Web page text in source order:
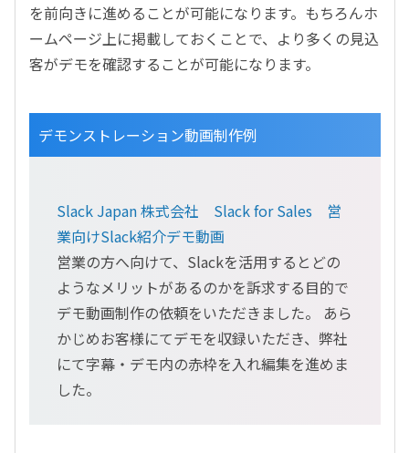
を前向きに進めることが可能になります。もちろんホ
ームページ上に掲載しておくことで、より多くの見込
客がデモを確認することが可能になります。
デモンストレーション動画制作例
Slack Japan 株式会社 Slack for Sales 営
業向けSlack紹介デモ動画
営業の方へ向けて、Slackを活用するとどの
ようなメリットがあるのかを訴求する目的で
デモ動画制作の依頼をいただきました。 あら
かじめお客様にてデモを収録いただき、弊社
にて字幕・デモ内の赤枠を入れ編集を進めま
した。